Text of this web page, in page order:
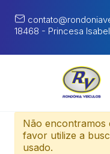
18468 - Princesa
Não encontramos
favor utilize a
usado.